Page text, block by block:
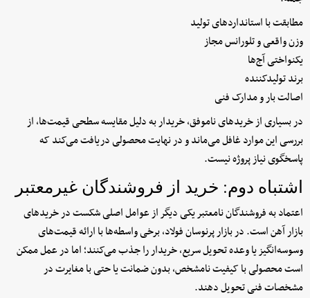
مطابقت با استانداردهای تولید
وزن واقعی و تلورانس مجاز
یکنواختی آج‌ها
برند تولیدکننده
اصالت بار و مدارک فنی
در بسیاری از خریدهای ناموفق، خریدار به دلیل مقایسه سطحی قیمت‌ها، از
بررسی این موارد غافل می‌ماند و در نهایت محصولی دریافت می‌کند که
پاسخگوی نیاز پروژه نیست.
اشتباه دوم: خرید از فروشندگان غیرمعتبر
اعتماد به فروشندگان نامعتبر یکی دیگر از عوامل اصلی شکست در خریدهای
بازار آهن است. در بازار پرنوسان فولاد، برخی واسطه‌ها با ارائه قیمت‌های
وسوسه‌انگیز یا وعده تحویل سریع، خریدار را جذب می‌کنند؛ اما در عمل ممکن
است محصولی با کیفیت نامشخص، بدون ضمانت یا حتی با مغایرت در
مشخصات فنی تحویل دهند.